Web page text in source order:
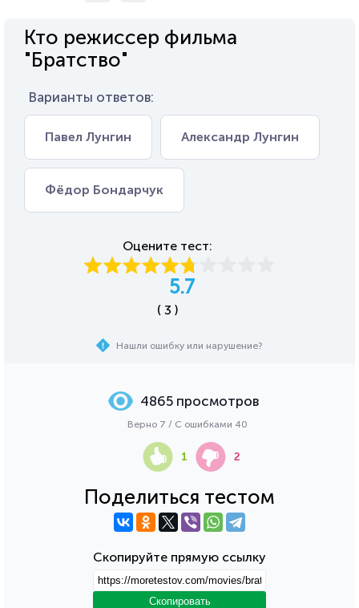
Кто режиссер фильма
"Братство"
Варианты ответов:
Павел Лунгин Александр Лунгин
Фёдор Бондарчук
Оцените тест:
5.7
( 3 )
Нашли ошибку или нарушение?
Поделиться тестом
Скопируйте прямую ссылку
Скопировать
4865 просмотров
Верно 7 / С ошибками 40
1 2